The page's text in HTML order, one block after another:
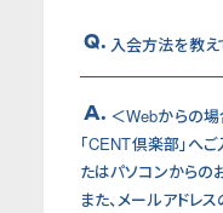
Q. 入会方法を教え
A. ＜Webからの
「CENT倶楽部」へ
たはパソコンからの
また、メールアドレ